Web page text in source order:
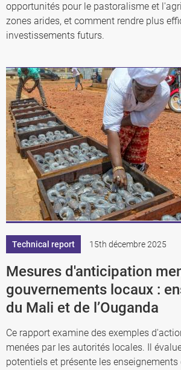
opportunités pour le pastoralisme et
zones arides, et comment rendre plus
investissements futurs.
Technical report 15th décembre 2025
Mesures d'anticipation
gouvernements locaux :
du Mali et de l’Ouganda
Ce rapport examine des exemples
menées par les autorités locales. Il
potentiels et présente les